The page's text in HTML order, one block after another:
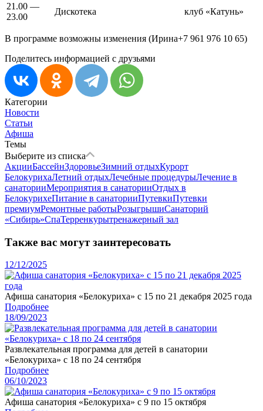
21.00 —
23.00
Дискотека клуб «Катунь»
В программе возможны изменения (Ирина+7 961 976 10 65)
Поделитесь информацией с друзьями
Категории
Новости
Статьи
Афиша
Темы
Выберите из списка
АкцииБассейнЗдоровьеЗимний отдыхКурорт
БелокурихаЛетний отдыхЛечебные процедурыЛечение в
санаторииМероприятия в санаторииОтдых в
БелокурихеПитание в санаторииПутевкиПутевки
премиумРемонтные работыРозыгрышиСанаторий
«Сибирь»СпаТерренкурытренажерный зал
Также вас могут заинтересовать
12/12/2025
Афиша санатория «Белокуриха» с 15 по 21 декабря 2025 года
Подробнее
18/09/2023
Развлекательная программа для детей в санатории
«Белокуриха» с 18 по 24 сентября
Подробнее
06/10/2023
Афиша санатория «Белокуриха» с 9 по 15 октября